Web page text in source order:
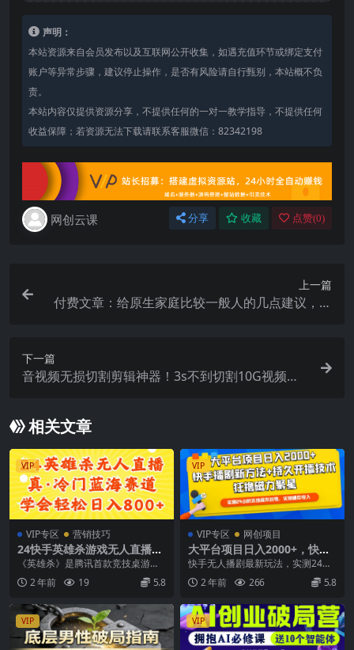
声明：
本站资源来自会员发布以及互联网公开收集，如遇充值环节或绑定支付
账户等异常步骤，建议停止操作，是否有风险请自行甄别，本站概不负
责。
本站内容仅提供资源分享，不提供任何的一对一教学指导，不提供任何
收益保障；若资源无法下载请联系客服微信：82342198
网创云课 分享 收藏 点赞(0)
上一篇
付费文章：给原生家庭比较一般人的几点建议，五
下一篇
音视频无损切割剪辑神器！3s不到切割10G视频，
相关文章
VIP
VIP专区 营销技巧
24快手英雄杀游戏无人直播，
真蓝海冷门赛道，学会轻松日
入800+
《英雄杀》是腾讯首款竞技桌游，
玩家数量高达5000W，是90后众多
老玩家的青春回...
2 年前 19 5.8
VIP
VIP专区 网创项目
大平台项目日入2000+，快手
播剧新方法+持久开播技术，
狂撸磁力聚星
快手无人播剧最新玩法，实测24小
时不违规不封号，实现睡后收入 通
过电脑直播伴侣搭...
2 年前 266 5.8
VIP VIP